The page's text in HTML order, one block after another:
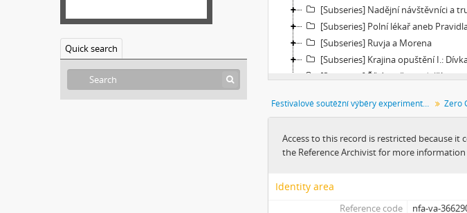
Quick search
[Subseries] Nadějní návštěvníci a
[Subseries] Polní lékař aneb
[Subseries] Ruvja a Morena
[Subseries] Krajina opuštění I.:
[Subseries] Říká se, že nejdelší sen
[Subseries] Ticho před bouří
[Subseries] proxy
[Subseries] Škubej psa
[Subseries] Shores of the Same Sea
[Subseries] Houby
Festivalové soutěžní výběry experimentálního filmu a videoartu Zero
Access to this record is restricted because
the Reference Archivist for more
Identity area
Reference code
nfa-va-